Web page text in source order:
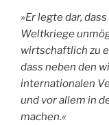
»Er legte dar,
Weltkriege
wirtschaftlich zu
dass neben den
internationalen
und vor allem in
machen.«